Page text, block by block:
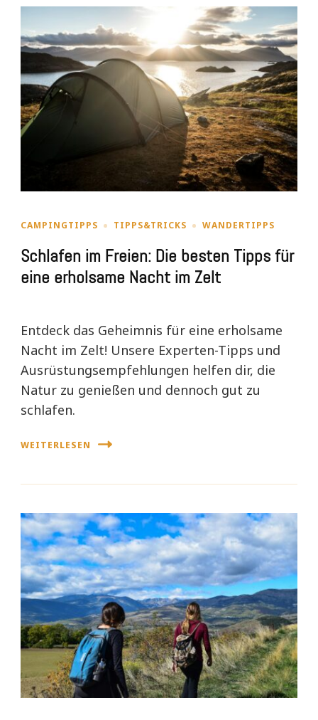
CAMPINGTIPPS TIPPS&TRICKS WANDERTIPPS
Schlafen im Freien: Die besten Tipps für
eine erholsame Nacht im Zelt
Entdeck das Geheimnis für eine erholsame
Nacht im Zelt! Unsere Experten-Tipps und
Ausrüstungsempfehlungen helfen dir, die
Natur zu genießen und dennoch gut zu
schlafen.
WEITERLESEN